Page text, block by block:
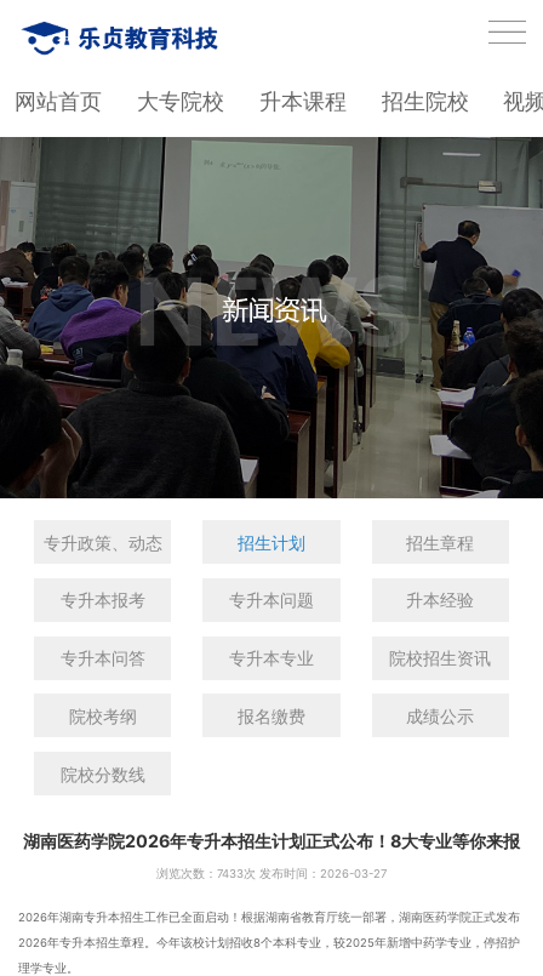
网站首页 大专院校 升本课程 招生院校 视
专升政策、动态 招生计划 招生章程
专升本报考 专升本问题 升本经验
专升本问答 专升本专业 院校招生资讯
院校考纲 报名缴费 成绩公示
院校分数线
湖南医药学院2026年专升本招生计划正式公布！8大专业等你来报
浏览次数： 7433次 发布时间：2026-03-27
2026年湖南专升本招生工作已全面启动！根据湖南省教育厅统一部署，湖南医药学院正式发布
2026年专升本招生章程。今年该校计划招收8个本科专业，较2025年新增中药学专业，停招护
理学专业。